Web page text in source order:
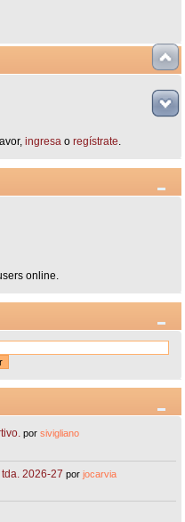
ingresao regístrate.
online.
porsivigliano
2026-27 porjocarvia